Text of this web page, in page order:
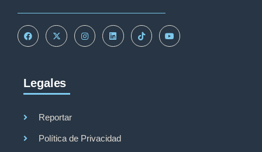
Legales
Reportar
Política de Privacidad